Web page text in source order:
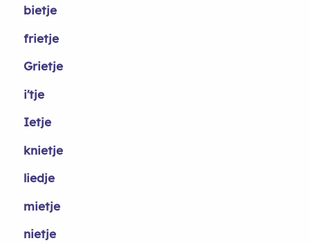
bietje
frietje
Grietje
i'tje
Ietje
knietje
liedje
mietje
nietje